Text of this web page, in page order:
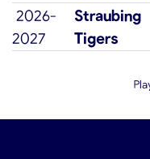
2026-
2027
Straubing
Tigers